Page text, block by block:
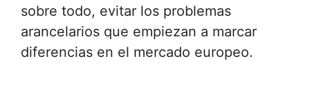
sobre todo, evitar los problemas
arancelarios que empiezan a marcar
diferencias en el mercado europeo.